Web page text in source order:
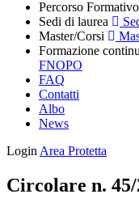
Percorso Formativo
Sedi di laurea
Master/Corsi
Formazione
FNOPO
FAQ
Contatti
Albo
News
Login Area Protetta
Circolare n. 45/